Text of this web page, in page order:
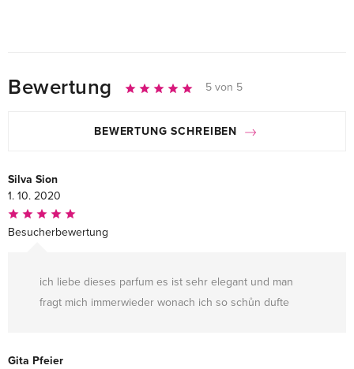
Bewertung 5 von 5
BEWERTUNG SCHREIBEN
Silva Sion
1. 10. 2020
Besucherbewertung
ich liebe dieses parfum es ist sehr elegant und man
fragt mich immerwieder wonach ich so schůn dufte
Gita Pfeier